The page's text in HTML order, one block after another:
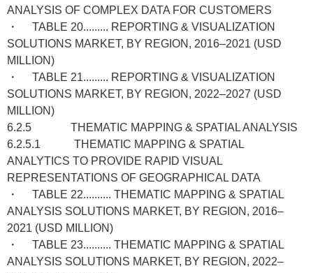
ANALYSIS OF COMPLEX DATA FOR CUSTOMERS
・ TABLE 20......... REPORTING & VISUALIZATION
SOLUTIONS MARKET, BY REGION, 2016–2021 (USD
MILLION)
・ TABLE 21......... REPORTING & VISUALIZATION
SOLUTIONS MARKET, BY REGION, 2022–2027 (USD
MILLION)
6.2.5 THEMATIC MAPPING & SPATIAL ANALYSIS
6.2.5.1 THEMATIC MAPPING & SPATIAL
ANALYTICS TO PROVIDE RAPID VISUAL
REPRESENTATIONS OF GEOGRAPHICAL DATA
・ TABLE 22.......... THEMATIC MAPPING & SPATIAL
ANALYSIS SOLUTIONS MARKET, BY REGION, 2016–
2021 (USD MILLION)
・ TABLE 23.......... THEMATIC MAPPING & SPATIAL
ANALYSIS SOLUTIONS MARKET, BY REGION, 2022–